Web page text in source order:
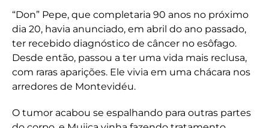
“Don” Pepe, que completaria 90 anos no próximo
dia 20, havia anunciado, em abril do ano passado,
ter recebido diagnóstico de câncer no esôfago.
Desde então, passou a ter uma vida mais reclusa,
com raras aparições. Ele vivia em uma chácara nos
arredores de Montevidéu.
O tumor acabou se espalhando para outras partes